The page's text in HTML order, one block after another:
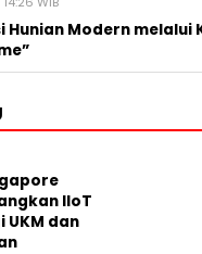
Hunian Modern melalui
IIoT
UKM dan